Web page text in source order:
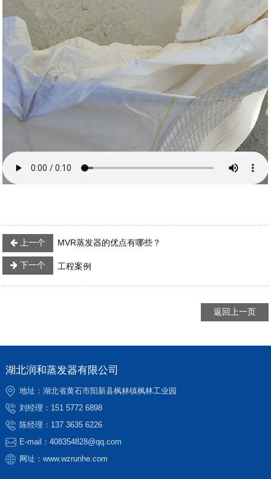
上一个 MVR蒸发器的优点有哪些？
下一个 工程案例
返回上一页
湖北润和蒸发器有限公司
地址：湖北省黄石市阳新县枫林镇枫林工业园
刘经理： 151 5772 6898
陈经理： 137 3635 6226
E-mail： 408354828@qq.com
网址： www.wzrunhe.com